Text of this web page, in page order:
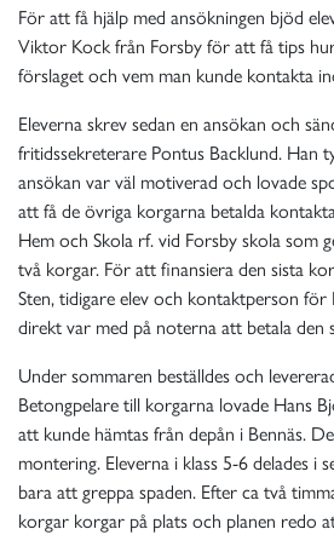
För att få hjälp med ansökningen bjöd
Viktor Kock från Forsby för att få tips
förslaget och vem man kunde kontakta
Eleverna skrev sedan en ansökan och
fritidssekreterare Pontus Backlund. Han
ansökan var väl motiverad och lovade
att få de övriga korgarna betalda
Hem och Skola rf. vid Forsby skola som
två korgar. För att finansiera den sista
Sten, tidigare elev och kontaktperson för
direkt var med på noterna att betala den
Under sommaren beställdes och
Betongpelare till korgarna lovade Hans
att kunde hämtas från depån i Bennäs.
montering. Eleverna i klass 5-6 delades i
bara att greppa spaden. Efter ca två
korgar korgar på plats och planen redo